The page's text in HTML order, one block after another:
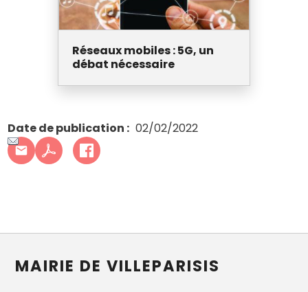
Réseaux mobiles : 5G, un
débat nécessaire
Date de publication 02/02/2022
MAIRIE DE VILLEPARISIS